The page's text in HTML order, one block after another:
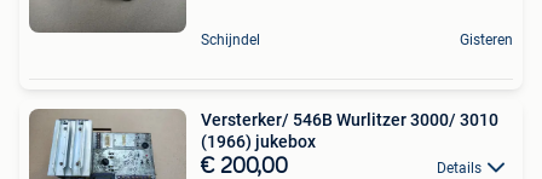
Schijndel Gisteren
Versterker/ 546B Wurlitzer 3000/ 3010
(1966) jukebox
€ 200,00 Details